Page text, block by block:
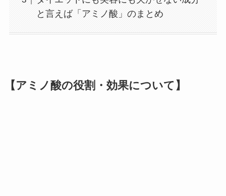
と言えば「アミノ酸」のまとめ
【アミノ酸の役割・効果について】